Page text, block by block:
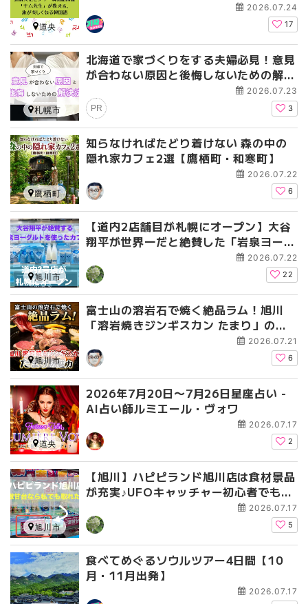
2026.07.24
17
道央
北海道で家づくりをする夫婦必見！意見
が合わない原因と後悔しないための解決
2026.07.23
PR 3
札幌市
知らなければたどり着けない 森の中の
隠れ家カフェ2選【鷹栖町・和寒町】
2026.07.22
6
鷹栖町
【道内2店舗目が札幌にオープン】大谷
翔平が世界一だと絶賛した「岩泉ヨーグ
ルト」＆カフェ｜「岩泉Cafe スーパー
アークスエクストラ店」
2026.07.22
22
旭川市
富士山の溶岩石で焼く絶品ラム！旭川
「溶岩焼きジンギスカン たまり」の魅
2026.07.21
6
旭川市
2026年7月20日〜7月26日星座占い -
AI占い師ルミエール・ヴォワ
2026.07.17
2
道央
【旭川】ハピピランド旭川店は食材景品
が充実♪UFOキャッチャー初心者でも取
2026.07.17
5
旭川市
食べてめぐるソウルツアー4日間【10
月・11月出発】
2026.07.17